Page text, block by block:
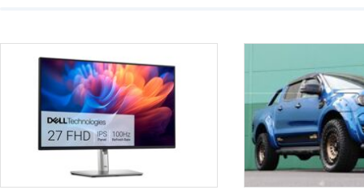
thay vì chỉ so sánh cấu hình trên giấy.
không, dùng được